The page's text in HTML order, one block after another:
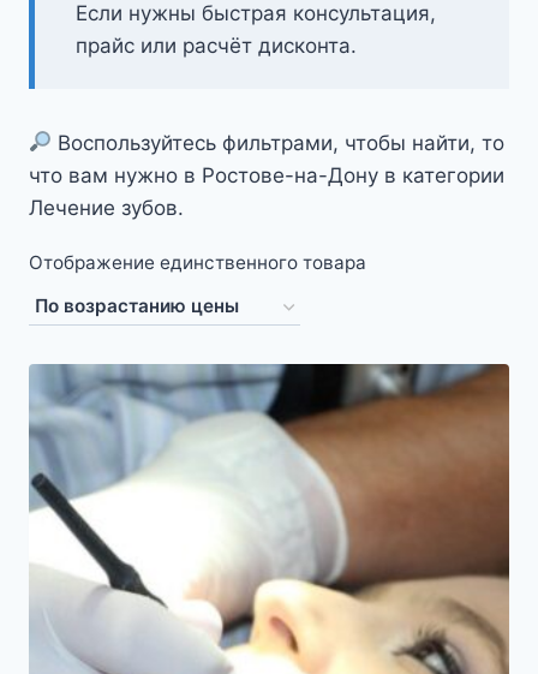
Если нужны быстрая консультация,
прайс или расчёт дисконта.
Воспользуйтесь фильтрами, чтобы найти, то
что вам нужно в Ростове-на-Дону в категории
Лечение зубов.
Отображение единственного товара